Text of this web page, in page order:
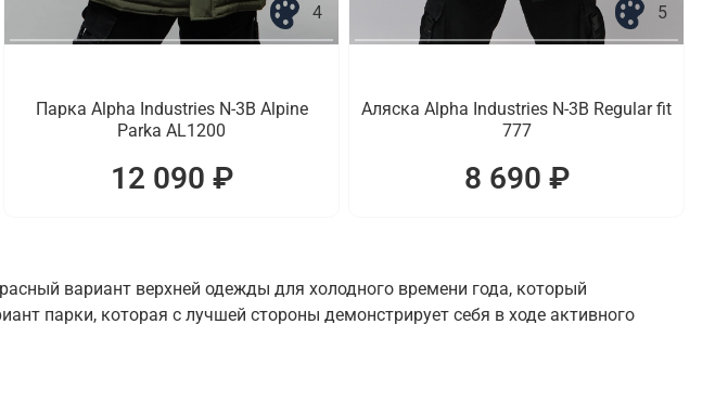
4
Парка Alpha Industries N-3B Alpine
Parka AL1200
12 090 ₽
5
Аляска Alpha Industries N-3B Regular fit
777
8 690 ₽
вариант верхней одежды для холодного времени года, который
парки, которая с лучшей стороны демонстрирует себя в ходе активного